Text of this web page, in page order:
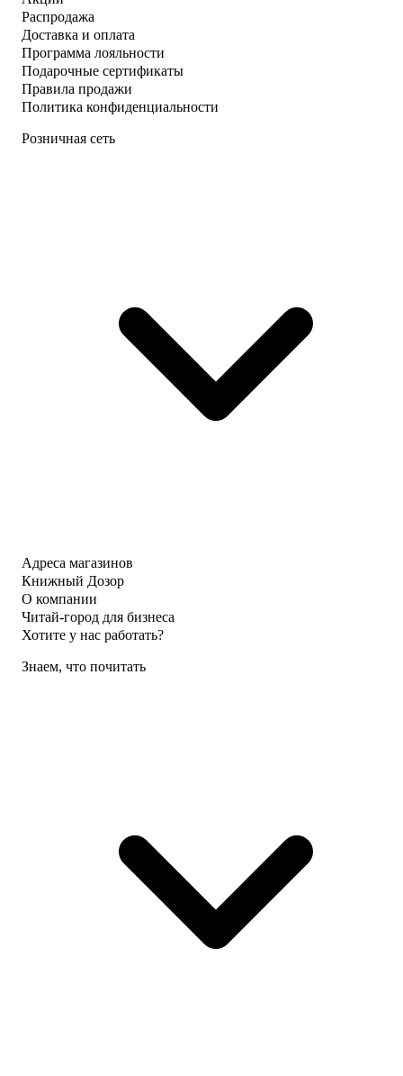
Распродажа
Доставка и оплата
Программа лояльности
Подарочные сертификаты
Правила продажи
Политика конфиденциальности
Розничная сеть
Адреса магазинов
Книжный Дозор
О компании
Читай-город для бизнеса
Хотите у нас работать?
Знаем, что почитать